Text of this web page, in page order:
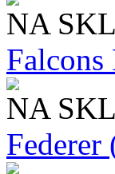
NA
Falcons
NA
Federer